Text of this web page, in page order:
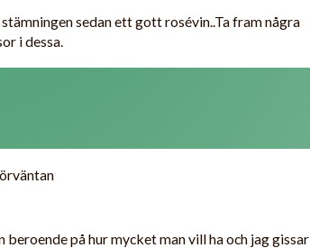
sedan ett gott rosévin..Ta fram några
i dessa.
på hur mycket man vill ha och jag gissar